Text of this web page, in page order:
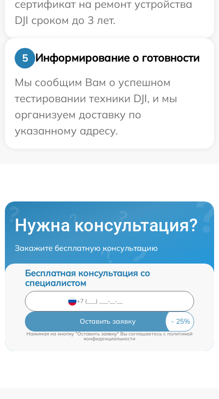
сертификат на ремонт устройства
DJI сроком до 3 лет.
5
Информирование о готовности
Мы сообщим Вам о успешном
тестировании техники DJI, и мы
организуем доставку по
указанному адресу.
Нужна консультация?
Закажите бесплатную консультацию
Бесплатная консультация со
специалистом
Оставить заявку
Нажимая на кнопку "Оставить заявку" Вы соглашаетесь cполитикой
конфиденциальности